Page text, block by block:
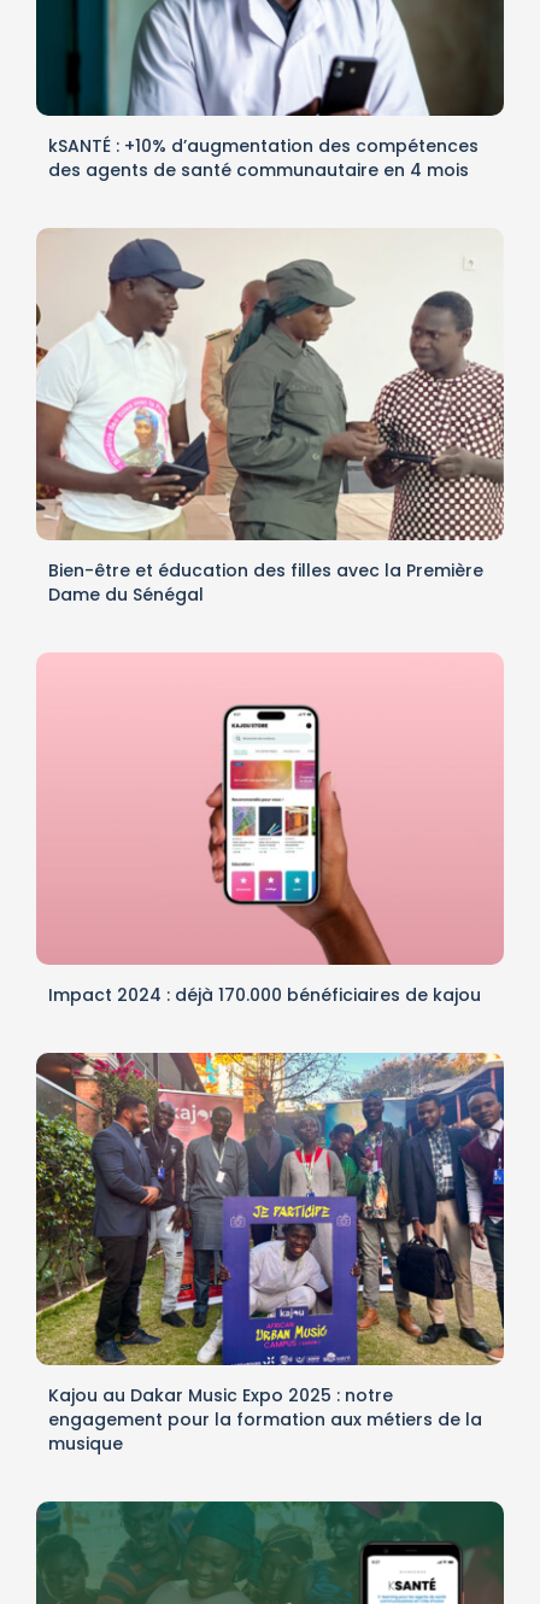
kSANTÉ : +10% d’augmentation des compétences
des agents de santé communautaire en 4 mois
Bien-être et éducation des filles avec la Première
Dame du Sénégal
Impact 2024 : déjà 170.000 bénéficiaires de kajou
Kajou au Dakar Music Expo 2025 : notre
engagement pour la formation aux métiers de la
musique